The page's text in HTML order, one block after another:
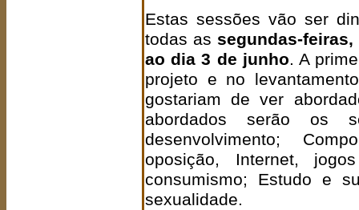
Estas sessões vão ser
todas as segundas-feiras,
ao dia 3 de junho. A
projeto e no
gostariam de ver
abordados serão os
desenvolvimento;
oposição, Internet,
consumismo; Estudo e
sexualidade.